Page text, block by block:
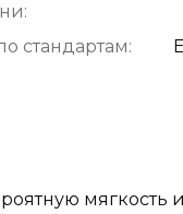
стандартам:
мягкость